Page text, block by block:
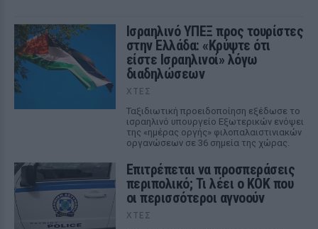
Ισραηλινό ΥΠΕΞ προς τουρίστες
στην Ελλάδα: «Κρύψτε ότι
είστε Ισραηλινοί» λόγω
διαδηλώσεων
ΧΤΕΣ
Ταξιδιωτική προειδοποίηση εξέδωσε το
ισραηλινό υπουργείο Εξωτερικών ενόψει
της «ημέρας οργής» φιλοπαλαιστινιακών
οργανώσεων σε 36 σημεία της χώρας.
Επιτρέπεται να προσπεράσεις
περιπολικό; Τι λέει ο ΚΟΚ που
οι περισσότεροι αγνοούν
ΧΤΕΣ